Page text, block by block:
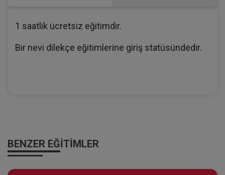
1 saatlik ücretsiz eğitimdir.
Bir nevi dilekçe eğitimlerine giriş statüsündedir.
BENZER EĞITIMLER